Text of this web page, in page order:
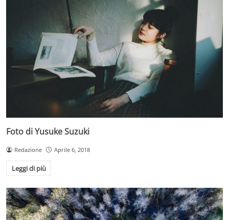
Foto di Yusuke Suzuki
Redazione Aprile 6, 2018
Leggi di più